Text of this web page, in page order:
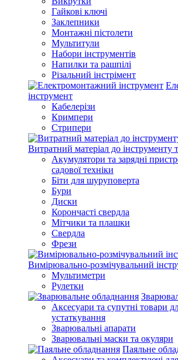
Гайкові ключі
Заклепники
Монтажні пістолети
Мультитули
Набори інструментів
Напилки та рашпілі
Різальний інстрімент
інструмент
Кабелерізи
Кримпери
Стрипери
Витратний матеріал до інструменту
Акумулятори та зарядні
садової техніки
Біти для шуруповерта
Бури
Диски
Корончасті свердла
Мітчики та плашки
Свердла
Фрези
Вимірювально-розмічувальний
Мультиметри
Рулетки
Аксесуари та супутні товари
устаткування
Зварювальні апарати
Зварювальні маски та окуляри
Паяльне